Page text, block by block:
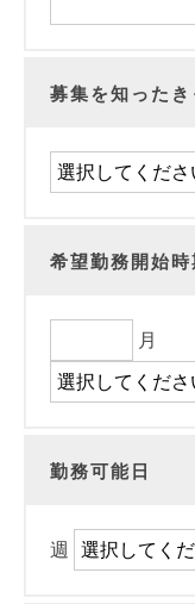
募集を知ったき
希望勤務開始時
月
勤務可能日
週